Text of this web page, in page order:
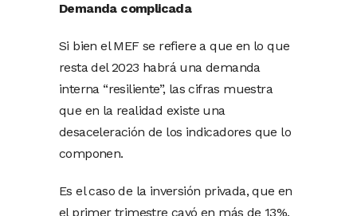
Demanda complicada
Si bien el MEF se refiere a que en lo que
resta del 2023 habrá una demanda
interna “resiliente”, las cifras muestra
que en la realidad existe una
desaceleración de los indicadores que lo
componen.
Es el caso de la inversión privada, que en
el primer trimestre cayó en más de 13%,